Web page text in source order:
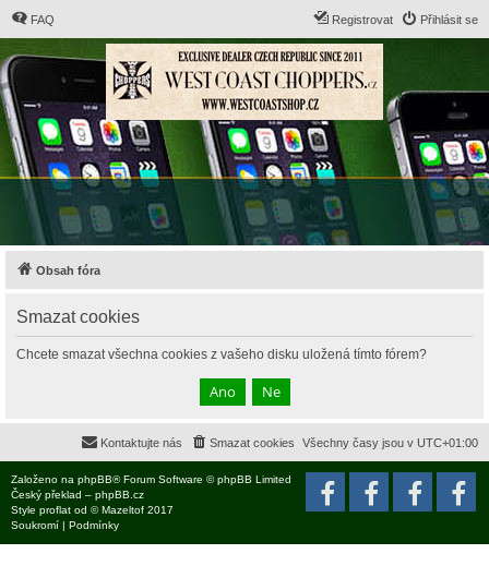
FAQ Přihlásit se
Registrovat
Obsah fóra
Smazat cookies
Chcete smazat všechna cookies z vašeho disku uložená tímto fórem?
Všechny časy jsou v UTC+01:00
Smazat cookies
Kontaktujte nás
Založeno na phpBB® Forum Software © phpBB Limited
Český překlad – phpBB.cz
Style proflat od ©Mazeltof 2017
Soukromí | Podmínky